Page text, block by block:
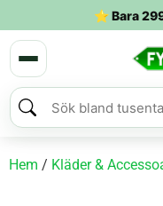
⭐ Bara
Hem / Kläder &